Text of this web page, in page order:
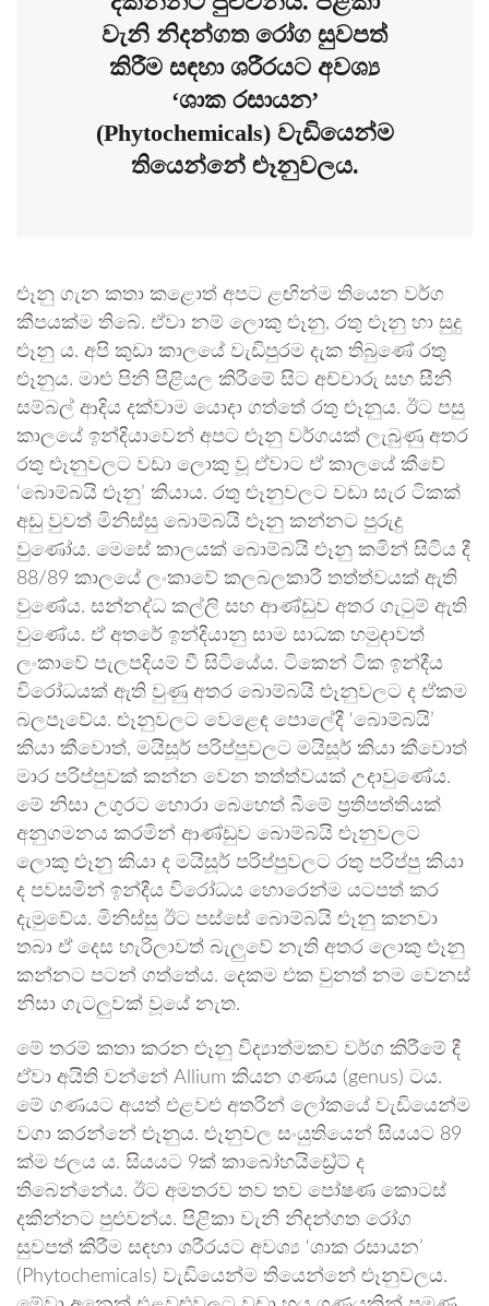
වැනි නිදන්ගත රෝග සුවපත්
කිරීම සඳහා ශරීරයට අවශ්‍ය
‘ශාක රසායන’
(Phytochemicals) වැඩියෙන්ම
තියෙන්නේ ළුෑනුවලය.
ළුෑනු ගැන කතා කළොත් අපට ළඟින්ම තියෙන වර්ග
කීපයක්ම තිබේ. ඒවා නම් ලොකු ළුෑනු, රතු ළුෑනු හා සුදු
ළුෑනු ය. අපි කුඩා කාලයේ වැඩිපුරම දැක තිබුණේ රතු
ළුෑනුය. මාළු පිනි පිළියල කිරීමේ සිට අච්චාරු සහ සීනි
සම්බල් ආදිය දක්වාම යොදා ගත්තේ රතු ළුෑනුය. ඊට පසු
කාලයේ ඉන්දියාවෙන් අපට ළුෑනු වර්ගයක් ලැබුණු අතර
රතු ළුෑනුවලට වඩා ලොකු වූ ඒවාට ඒ කාලයේ කීවේ
‘බොම්බයි ළුෑනු’ කියාය. රතු ළුෑනුවලට වඩා සැර ටිකක්
අඩු වුවත් මිනිස්සු බොම්බයි ළුෑනු කන්නට පුරුදු
වුණෝය. මෙසේ කාලයක් බොම්බයි ළුෑනු කමින් සිටිය දී
88/89 කාලයේ ලංකාවේ කලබලකාරී තත්ත්වයක් ඇති
වුණේය. සන්නද්ධ කල්ලි සහ ආණ්ඩුව අතර ගැටුම් ඇති
වුණේය. ඒ අතරේ ඉන්දියානු සාම සාධක හමුදාවත්
ලංකාවේ පැලපදියම් වී සිටියේය. ටිකෙන් ටික ඉන්දීය
විරෝධයක් ඇති වුණු අතර බොම්බයි ළුෑනුවලට ද ඒකම
බලපෑවේය. ළුෑනුවලට වෙළෙඳ පොලේදී ‘බොම්බයි’
කියා කීවොත්, මයිසූර් පරිප්පුවලට මයිසූර් කියා කීවොත්
මාර පරිප්පුවක් කන්න වෙන තත්ත්වයක් උදාවුණේය.
මේ නිසා උගුරට හොරා බෙහෙත් බීමේ ප්‍රතිපත්තියක්
අනුගමනය කරමින් ආණ්ඩුව බොම්බයි ළුෑනුවලට
ලොකු ළුෑනු කියා ද මයිසූර් පරිප්පුවලට රතු පරිප්පු කියා
ද පවසමින් ඉන්දීය විරෝධය හොරෙන්ම යටපත් කර
දැමුවේය. මිනිස්සු ඊට පස්සේ බොම්බයි ළුෑනු කනවා
තබා ඒ දෙස හැරිලාවත් බැලුවේ නැති අතර ලොකු ළුෑනු
කන්නට පටන් ගත්තේය. දෙකම එක වුනත් නම වෙනස්
නිසා ගැටලුවක් වූයේ නැත.
මේ තරම් කතා කරන ළුෑනු විද්‍යාත්මකව වර්ග කිරීමේ දී
ඒවා අයිති වන්නේ Allium කියන ගණය (genus) ටය.
මේ ගණයට අයත් එළවළු අතරින් ලෝකයේ වැඩියෙන්ම
වගා කරන්නේ ළුෑනුය. ළුෑනුවල සංයුතියෙන් සියයට 89
ක්ම ජලය ය. සියයට 9ක් කාබෝහයිඩ්‍රේට් ද
තිබෙන්නේය. ඊට අමතරව තව තව පෝෂණ කොටස්
දකින්නට පුළුවන්ය. පිළිකා වැනි නිදන්ගත රෝග
සුවපත් කිරීම සඳහා ශරීරයට අවශ්‍ය ‘ශාක රසායන’
(Phytochemicals) වැඩියෙන්ම තියෙන්නේ ළුෑනුවලය.